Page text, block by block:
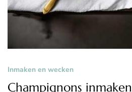
Inmaken en wecken
Champignons inmaken